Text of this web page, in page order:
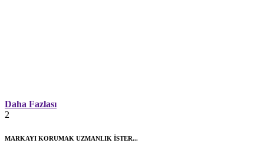
Daha Fazlası
2
MARKAYI KORUMAK UZMANLIK İSTER...